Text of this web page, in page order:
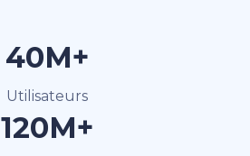
40M+
Utilisateurs
120M+